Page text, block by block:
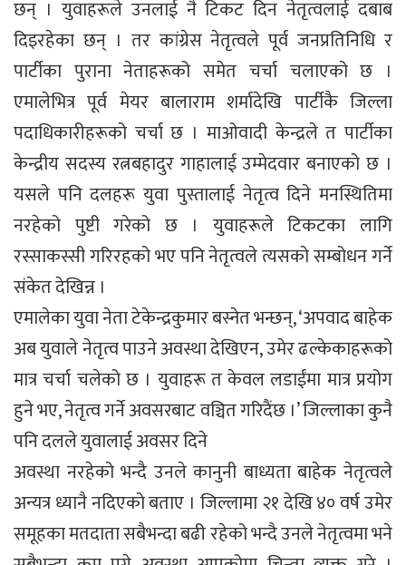
छन् । युवाहरूले उनलाई नै टिकट दिन नेतृत्वलाई दबाब
दिइरहेका छन् । तर कांग्रेस नेतृत्वले पूर्व जनप्रतिनिधि र
पार्टीका पुराना नेताहरूको समेत चर्चा चलाएको छ ।
एमालेभित्र पूर्व मेयर बालाराम शर्मादेखि पार्टीकै जिल्ला
पदाधिकारीहरूको चर्चा छ । माओवादी केन्द्रले त पार्टीका
केन्द्रीय सदस्य रत्नबहादुर गाहालाई उम्मेदवार बनाएको छ ।
यसले पनि दलहरू युवा पुस्तालाई नेतृत्व दिने मनस्थितिमा
नरहेको पुष्टी गरेको छ । युवाहरूले टिकटका लागि
रस्साकस्सी गरिरहको भए पनि नेतृत्वले त्यसको सम्बोधन गर्ने
संकेत देखिन्न ।
एमालेका युवा नेता टेकेन्द्रकुमार बस्नेत भन्छन्, ‘अपवाद बाहेक
अब युवाले नेतृत्व पाउने अवस्था देखिएन, उमेर ढल्केकाहरूको
मात्र चर्चा चलेको छ । युवाहरू त केवल लडाईंमा मात्र प्रयोग
हुने भए, नेतृत्व गर्ने अवसरबाट वञ्चित गरिदैंछ ।’ जिल्लाका कुनै
पनि दलले युवालाई अवसर दिने
अवस्था नरहेको भन्दै उनले कानुनी बाध्यता बाहेक नेतृत्वले
अन्यत्र ध्यानै नदिएको बताए । जिल्लामा २१ देखि ४० वर्ष उमेर
समूहका मतदाता सबैभन्दा बढी रहेको भन्दै उनले नेतृत्वमा भने